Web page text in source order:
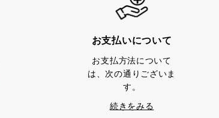
お支払いについて
お支払方法について
は、次の通りございま
す。
続きをみる